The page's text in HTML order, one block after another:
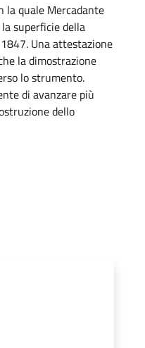
la quale Mercadante
superficie della
Una attestazione
la dimostrazione
lo strumento.
di avanzare più
dello